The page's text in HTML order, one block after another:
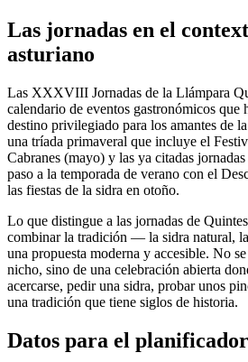
Las jornadas en el
asturiano
Las XXXVIII Jornadas de la Llámpara
calendario de eventos gastronómicos que
destino privilegiado para los amantes de
una tríada primaveral que incluye el
Cabranes (mayo) y las ya citadas
paso a la temporada de verano con el
las fiestas de la sidra en otoño.
Lo que distingue a las jornadas de
combinar la tradición — la sidra natural,
una propuesta moderna y accesible. No
nicho, sino de una celebración abierta
acercarse, pedir una sidra, probar unos
una tradición que tiene siglos de historia.
Datos para el